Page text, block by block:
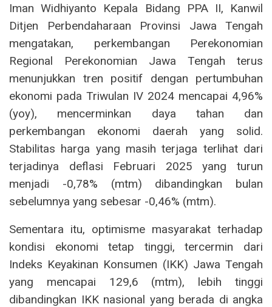
Iman Widhiyanto Kepala Bidang PPA II, Kanwil
Ditjen Perbendaharaan Provinsi Jawa Tengah
mengatakan, perkembangan Perekonomian
Regional Perekonomian Jawa Tengah terus
menunjukkan tren positif dengan pertumbuhan
ekonomi pada Triwulan IV 2024 mencapai 4,96%
(yoy), mencerminkan daya tahan dan
perkembangan ekonomi daerah yang solid.
Stabilitas harga yang masih terjaga terlihat dari
terjadinya deflasi Februari 2025 yang turun
menjadi -0,78% (mtm) dibandingkan bulan
sebelumnya yang sebesar -0,46% (mtm).
Sementara itu, optimisme masyarakat terhadap
kondisi ekonomi tetap tinggi, tercermin dari
Indeks Keyakinan Konsumen (IKK) Jawa Tengah
yang mencapai 129,6 (mtm), lebih tinggi
dibandingkan IKK nasional yang berada di angka